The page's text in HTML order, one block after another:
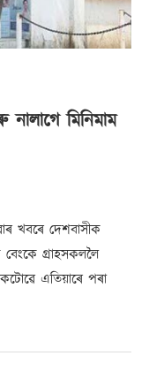
মিনিমাম
খবৰে দেশবাসীক
বেংকে গ্ৰাহসকললৈ
এতিয়াৰে পৰা